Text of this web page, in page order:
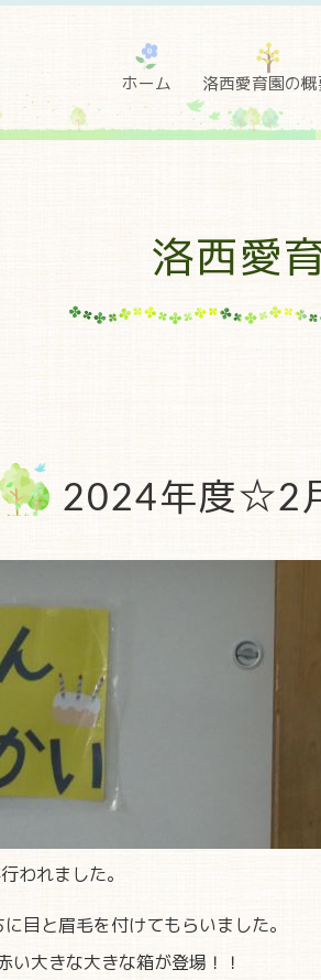
ホーム 洛西愛育園の概
洛西愛
2024年度☆2
われました。
目と眉毛を付けてもらいました。
い大きな大きな箱が登場！！